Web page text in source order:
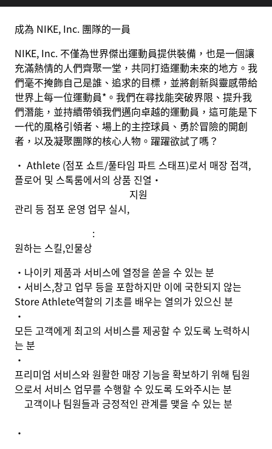
成為 NIKE, Inc. 團隊的一員
NIKE, Inc. 不僅為世界傑出運動員提供裝備，也是一個讓
充滿熱情的人們齊聚一堂，共同打造運動未來的地方。我
們毫不掩飾自己是誰、追求的目標，並將創新與靈感帶給
世界上每一位運動員*。我們在尋找能突破界限、提升我
們潛能，並持續帶領我們邁向卓越的運動員，這可能是下
一代的風格引領者、場上的主控球員、勇於冒險的開創
者，以及凝聚團隊的核心人物。躍躍欲試了嗎？
· Athlete (점포 쇼트/풀타임 파트 스태프)로서 매장 접객,
플로어 및 스톡룸에서의 상품 진열 ·
관리 등 점포 운영 업무 실시,
지원
원하는 스킬,인물상
:
• 나이키 제품과 서비스에 열정을 쏟을 수 있는 분
• 서비스,창고 업무 등을 포함하지만 이에 국한되지 않는
Store Athlete역할의 기초를 배우는 열의가 있으신 분
•
모든 고객에게 최고의 서비스를 제공할 수 있도록 노력하시
는 분
•
프리미엄 서비스와 원활한 매장 기능을 확보하기 위해 팀원
으로서 서비스 업무를 수행할 수 있도록 도와주시는 분
•
고객이나 팀원들과 긍정적인 관계를 맺을 수 있는 분